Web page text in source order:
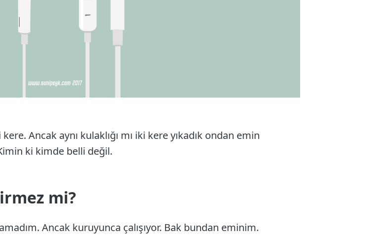
Ancak aynı kulaklığı mı iki kere yıkadık ondan emin
ki kimde belli değil.
mi?
Ancak kuruyunca çalışıyor. Bak bundan eminim.